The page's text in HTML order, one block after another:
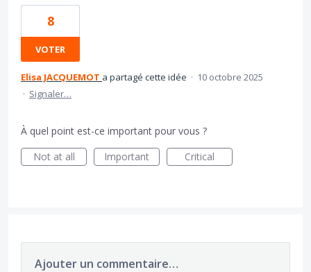
8
VOTER
Elisa JACQUEMOT a partagé cette idée · 10 octobre 2025
· Signaler…
À quel point est-ce important pour vous ?
Not at all
Important Critical
Ajouter un commentaire…